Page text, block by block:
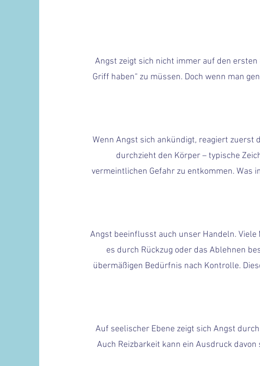
Angst zeigt sich nicht immer auf den
Griff haben“ zu müssen. Doch wenn man
Wenn Angst sich ankündigt, reagiert zuerst
durchzieht den Körper – typische
vermeintlichen Gefahr zu entkommen. Was
Angst beeinflusst auch unser Handeln.
es durch Rückzug oder das Ablehnen
übermäßigen Bedürfnis nach Kontrolle.
Auf seelischer Ebene zeigt sich Angst
Auch Reizbarkeit kann ein Ausdruck